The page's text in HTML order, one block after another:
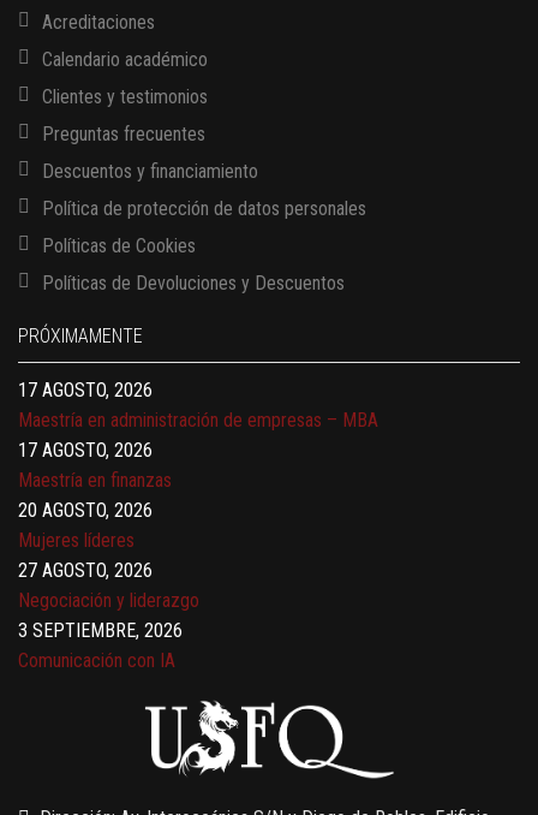
Acreditaciones
Calendario académico
Clientes y testimonios
Preguntas frecuentes
Descuentos y financiamiento
Política de protección de datos personales
Políticas de Cookies
Políticas de Devoluciones y Descuentos
PRÓXIMAMENTE
13 AGOSTO, 2026
17 AGOSTO, 2026
Gerencia de empresas familiares
17 AGOSTO, 2026
Maestría en administración de empresas – MBA
17 AGOSTO, 2026
Maestría en finanzas
20 AGOSTO, 2026
Mujeres líderes
27 AGOSTO, 2026
Negociación y liderazgo
3 SEPTIEMBRE, 2026
Comunicación con IA
Gobernanza de datos
13 AGOSTO, 2026
Finanzas para no financieros